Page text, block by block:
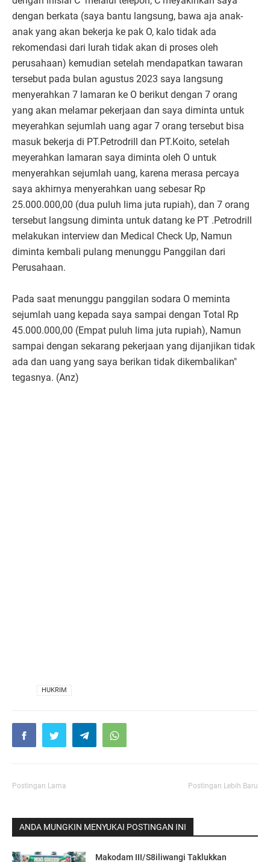
dengan berkata (saya bantu langsung, bawa aja anak-
anak yang akan bekerja ke pak O, kalo tidak ada
rekomendasi dari lurah tidak akan di proses oleh
perusahaan) kemudian setelah mendapatkan tawaran
tersebut pada bulan agustus 2023 saya langsung
menyerahkan 7 lamaran ke O berikut dengan 7 orang
yang akan melamar pekerjaan dan saya diminta untuk
meyerahkan sejumlah uang agar 7 orang tersebut bisa
masuk bekerja di PT.Petrodrill dan PT.Koito, setelah
meyerahkan lamaran saya diminta oleh O untuk
menyerahkan sejumlah uang, karena merasa percaya
saya akhirnya menyerahkan uang sebesar Rp
25.000.000,00 (dua puluh lima juta rupiah), dan 7 orang
tersebut langsung diminta untuk datang ke PT .Petrodrill
melakukan interview dan Medical Check Up, Namun
diminta kembali pulang menunggu Panggilan dari
Perusahaan.
Pada saat menunggu panggilan sodara O meminta
sejumlah uang kepada saya sampai dengan Total Rp
45.000.000,00 (Empat puluh lima juta rupiah), Namun
sampai dengan sekarang pekerjaan yang dijanjikan tidak
ada dan uang yang saya berikan tidak dikembalikan"
tegasnya. (Anz)
HUKRIM
Postingan Lama Postingan Lebih Baru
ANDA MUNGKIN MENYUKAI POSTINGAN INI
Makodam III/S8iliwangi Taklukkan